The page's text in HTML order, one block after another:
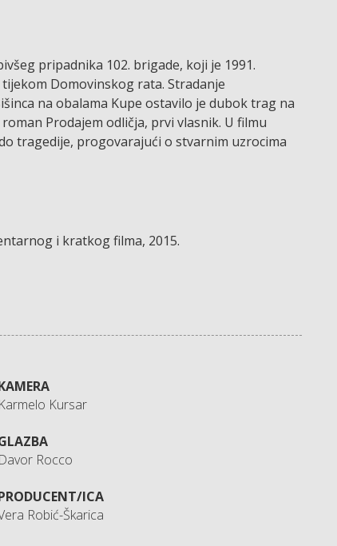
pripadnika 102. brigade, koji je 1991.
Domovinskog rata. Stradanje
na obalama Kupe ostavilo je dubok trag na
Prodajem odličja, prvi vlasnik. U filmu
tragedije, progovarajući o stvarnim uzrocima
i kratkog filma, 2015.
Karmelo Kursar
Davor Rocco
ICA
Robić-Škarica